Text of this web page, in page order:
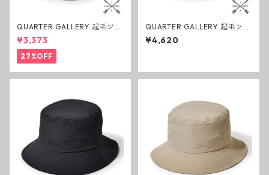
QUARTER GALLERY 起毛ツイ
ルバケットハット ブラック ク
ォーターギャラリー アウトド
ア キャンプ 帽子
¥3,373
27%OFF
QUARTER GALLERY 起毛ツイ
ルバケットハット ベージュ ク
ォーターギャラリー アウトド
¥4,620